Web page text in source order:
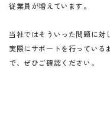
従業員が増えています。
当社ではそういった問題に対
実際にサポートを行っている
で、ぜひご確認ください。